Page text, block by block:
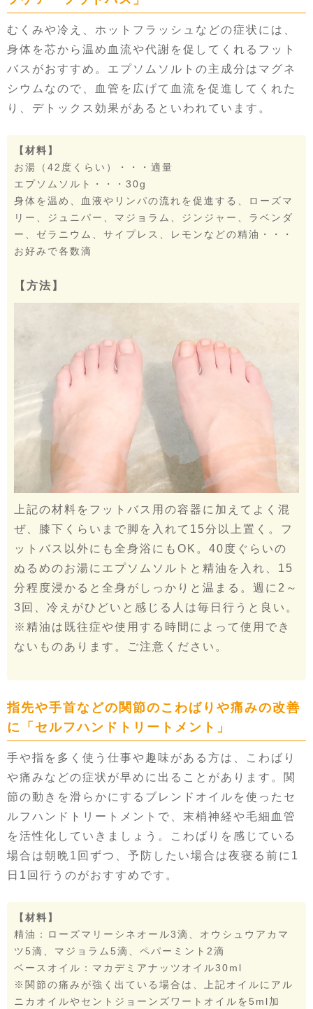
むくみや冷え、ホットフラッシュなどの症状には、
身体を芯から温め血流や代謝を促してくれるフット
バスがおすすめ。エプソムソルトの主成分はマグネ
シウムなので、血管を広げて血流を促進してくれた
り、デトックス効果があるといわれています。
【材料】
お湯（42度くらい）・・・適量
エプソムソルト・・・30g
身体を温め、血液やリンパの流れを促進する、ローズマ
リー、ジュニパー、マジョラム、ジンジャー、ラベンダ
ー、ゼラニウム、サイプレス、レモンなどの精油・・・
お好みで各数滴
【方法】
上記の材料をフットバス用の容器に加えてよく混
ぜ、膝下くらいまで脚を入れて15分以上置く。フ
ットバス以外にも全身浴にもOK。40度ぐらいの
ぬるめのお湯にエプソムソルトと精油を入れ、15
分程度浸かると全身がしっかりと温まる。週に2～
3回、冷えがひどいと感じる人は毎日行うと良い。
※精油は既往症や使用する時間によって使用でき
ないものあります。ご注意ください。
指先や手首などの関節のこわばりや痛みの改善
に「セルフハンドトリートメント」
手や指を多く使う仕事や趣味がある方は、こわばり
や痛みなどの症状が早めに出ることがあります。関
節の動きを滑らかにするブレンドオイルを使ったセ
ルフハンドトリートメントで、末梢神経や毛細血管
を活性化していきましょう。こわばりを感じている
場合は朝晩1回ずつ、予防したい場合は夜寝る前に1
日1回行うのがおすすめです。
【材料】
精油：ローズマリーシネオール3滴、オウシュウアカマ
ツ5滴、マジョラム5滴、ペパーミント2滴
ベースオイル：マカデミアナッツオイル30ml
※関節の痛みが強く出ている場合は、上記オイルにアル
ニカオイルやセントジョーンズワートオイルを5ml加